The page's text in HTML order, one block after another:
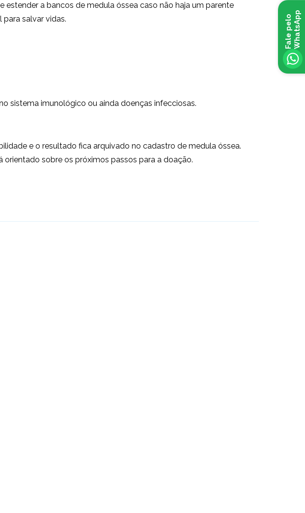
a bancos de medula óssea caso não haja um parente
salvar vidas.
sistema imunológico ou ainda doenças infecciosas.
e o resultado fica arquivado no cadastro de medula óssea.
sobre os próximos passos para a doação.
F
a
l
e
p
e
l
o
W
h
a
t
s
A
pp